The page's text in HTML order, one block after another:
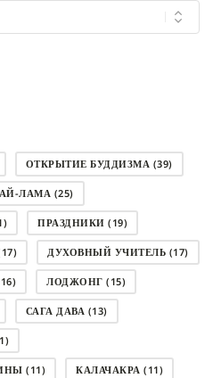
ОТКРЫТИЕ БУДДИЗМА (39)
ЛАМА (25)
ПРАЗДНИКИ (19)
ДУХОВНЫЙ УЧИТЕЛЬ (17)
ЛОДЖОНГ (15)
САГА ДАВА (13)
(11) КАЛАЧАКРА (11)